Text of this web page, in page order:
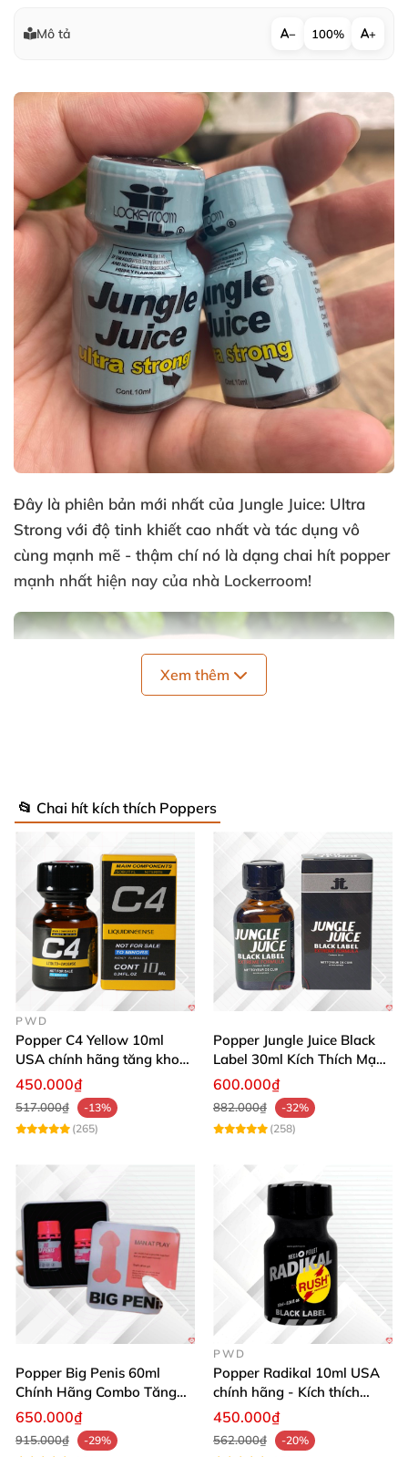
Mô tả − 100% +
Đây là phiên bản mới nhất của Jungle Juice: Ultra
Strong với độ tinh khiết cao nhất và tác dụng vô
cùng mạnh mẽ - thậm chí nó là dạng chai hít popper
mạnh nhất hiện nay của nhà Lockerroom!
Mùi hương mới
10mlsẽ thổi bay tâm trí bạnmà không một loại
popper nào khác
có thể làmđược.
Xem thêm
📂 Chai hít kích thích Poppers
PWD
Popper C4 Yellow 10ml
USA chính hãng tăng khoái
cảm mạnh
450.000₫
517.000₫
-13%
(265)
Popper Jungle Juice Black
Label 30ml Kích Thích Mạnh
Mẽ Hưng Phấn
600.000₫
882.000₫
-32%
(258)
Popper Big Penis 60ml
Chính Hãng Combo Tăng
Phê Mạnh Mẽ Cho Top Bot
650.000₫
915.000₫
-29%
PWD
Popper Radikal 10ml USA
chính hãng - Kích thích
mạnh mẽ, an toàn
450.000₫
562.000₫
-20%